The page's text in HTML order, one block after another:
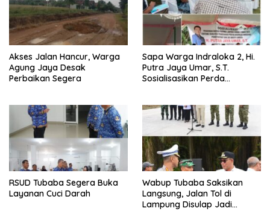
Akses Jalan Hancur, Warga
Agung Jaya Desak
Perbaikan Segera
Sapa Warga Indraloka 2, Hi.
Putra Jaya Umar, S.T.
Sosialisasikan Perda
RSUD Tubaba Segera Buka
Layanan Cuci Darah
Wabup Tubaba Saksikan
Langsung, Jalan Tol di
Lampung Disulap Jadi